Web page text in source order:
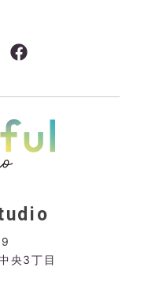
央3丁目